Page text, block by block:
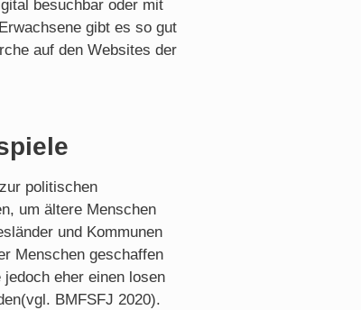
besuchbar oder mit
gibt es so gut
auf den Websites der
politischen
um ältere Menschen
und Kommunen
Menschen geschaffen
eher einen losen
BMFSFJ 2020).